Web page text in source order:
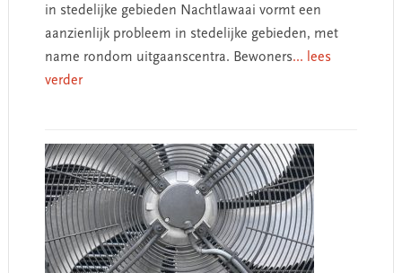
in stedelijke gebieden Nachtlawaai vormt een
aanzienlijk probleem in stedelijke gebieden, met
name rondom uitgaanscentra. Bewoners... lees
verder